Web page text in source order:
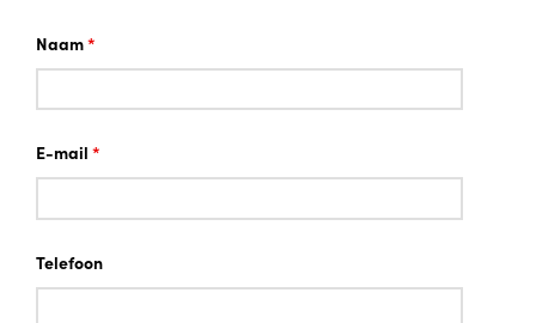
Naam*
E-mail *
Telefoon